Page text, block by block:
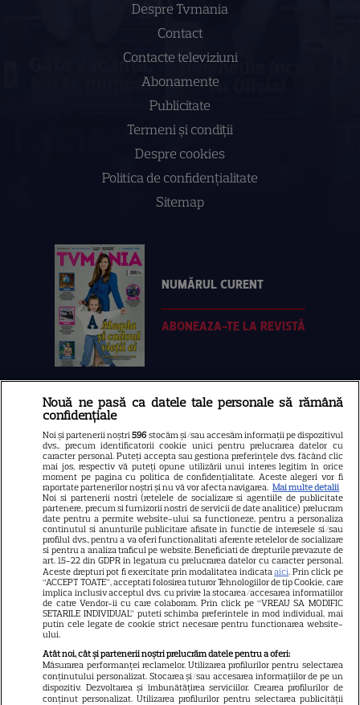
Despre Tvmania
Contact
Contacte televiziuni
Abonamente
Publicitate
Termeni și condiții
Despre cookies
Politica de confidenţialitate
Sitemap
NUMĂRUL CURENT
ABONEAZA-TE LA REVISTĂ
Libertatea
Libertatea pentru femei
GSP
Știri mondene
Avantaje
Elle
Unica
Retete practice
URMĂREȘTE-NE PE
Nouă ne pasă ca datele tale personale să rămână
confidențiale
Noi și partenerii noștri596 stocăm și/sau accesăm informații pe dispozitivul
dvs., precum identificatorii cookie unici pentru prelucrarea datelor cu
caracter personal. Puteți accepta sau gestiona preferințele dvs. făcând clic
mai jos, respectiv vă puteți opune utilizării unui interes legitim în orice
moment pe pagina cu politica de confidențialitate. Aceste alegeri vor fi
raportate partenerilor noștri și nu vă vor afecta navigarea. Mai multe detalii
Noi si partenerii nostri (retelele de socializare si agentiile de publicitate
partenere, precum si furnizorii nostri de servicii de date analitice) prelucram
date pentru a permite website-ului sa functioneze, pentru a personaliza
continutul si anunturile publicitare afisate in functie de interesele si/sau
profilul dvs., pentru a va oferi functionalitati aferente retelelor de socializare
si pentru a analiza traficul pe website. Beneficiati de drepturile prevazute de
art. 15-22 din GDPR in legatura cu prelucrarea datelor cu caracter personal.
Aceste drepturi pot fi exercitate prin modalitatea indicataaici. Prin click pe
“ACCEPT TOATE”, acceptati folosirea tuturor Tehnologiilor de tip Cookie, care
implica inclusiv acceptul dvs. cu privire la stocarea/accesarea informatiilor
de catre Vendor-ii cu care colaboram. Prin click pe “VREAU SA MODIFIC
SETARILE INDIVIDUAL” puteti schimba preferintele in mod individual, mai
putin cele legate de cookie strict necesare pentru functionarea website-
ului.
Atât noi, cât și partenerii noștri prelucrăm datele pentru a oferi:
Măsurarea performanței reclamelor. Utilizarea profilurilor pentru selectarea
conținutului personalizat. Stocarea și/sau accesarea informațiilor de pe un
dispozitiv. Dezvoltarea și îmbunătățirea serviciilor. Crearea profilurilor de
conținut personalizat. Utilizarea profilurilor pentru selectarea publicității